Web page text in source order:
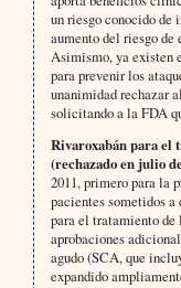
un riesgo conocido de
aumento del riesgo de
Asimismo, ya existen
para prevenir los
unanimidad rechazar
solicitando a la FDA
Rivaroxabán para el
(rechazado en julio
2011, primero para la
pacientes sometidos
para el tratamiento
aprobaciones
agudo (SCA, que
expandido